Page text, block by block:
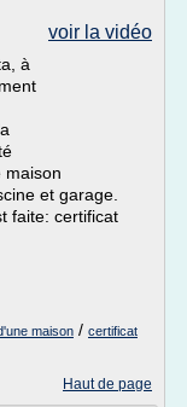
voir la vidéo
à
maison
et garage.
faite: certificat
maison / certificat
Haut de page